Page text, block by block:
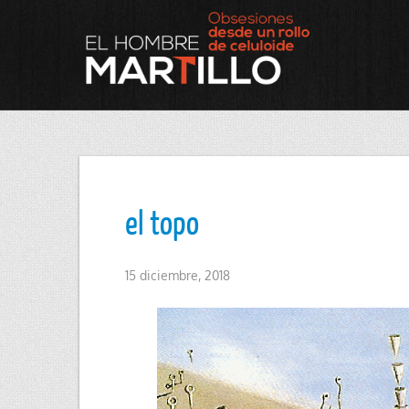
el topo
15 diciembre, 2018